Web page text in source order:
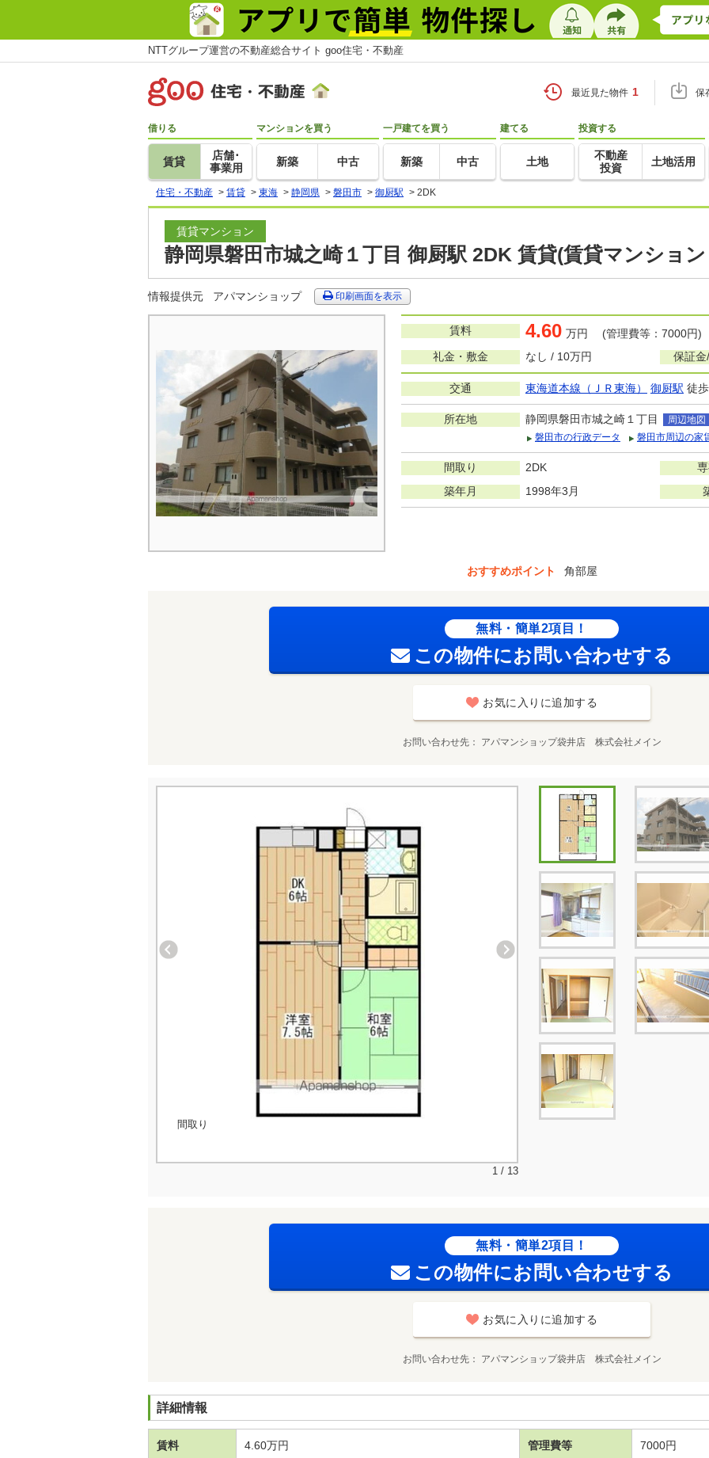
NTTグループ運営の不動産総合サイト goo住宅・不動産
最近見た物件 1 保
借りる
賃貸
店舗･
事業用
マンションを買う
新築 中古
一戸建てを買う
新築 中古
建てる
土地
投資する
不動産
投資
土地活用
住宅・不動産 > 賃貸 > 東海 > 静岡県 > 磐田市 > 御厨駅 > 2DK
賃貸マンション
静岡県磐田市城之崎１丁目 御厨駅 2DK 賃貸(賃貸マンショ
情報提供元 アパマンショップ 印刷画面を表示
賃料 4.60 万円 (管理費等：7000円)
礼金・敷金
なし / 10万円 保証金
交通 東海道本線（ＪＲ東海） 御厨駅 徒
所在地 静岡県磐田市城之崎１丁目
周辺地図
磐田市の行政データ
磐田市周辺の家
間取り 2DK
築年月 1998年3月
おすすめポイント 角部屋
無料・簡単2項目！
この物件にお問い合わせする
お気に入りに追加する
お問い合わせ先 アパマンショップ袋井店 株式会社メイン
間取り
1 / 13
無料・簡単2項目！
この物件にお問い合わせする
お気に入りに追加する
お問い合わせ先 アパマンショップ袋井店 株式会社メイン
詳細情報
賃料 4.60万円 管理費等 7000円